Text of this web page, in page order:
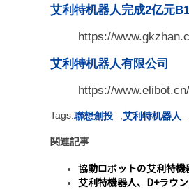
艾利特机器人完成2亿元
https://
艾利特机器人有限公司
https://
Tags:聯想創投 艾利特机器人
関連記事
協動ロボットの艾利特
艾利特機器人、D+ラウ